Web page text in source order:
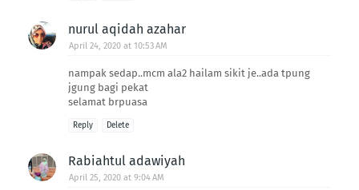
nurul aqidah azahar
April 24, 2020 at 10:53 AM
nampak sedap..mcm ala2 hailam sikit je..ada tpung
jgung bagi pekat
selamat brpuasa
Reply Delete
Rabiahtul adawiyah
April 25, 2020 at 9:04 AM